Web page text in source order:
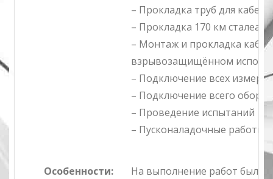
– Прокладка труб для
– Прокладка 170 км
– Монтаж и прокладка
взрывозащищённом
– Подключение всех
– Подключение всего
– Проведение испытаний
– Пусконаладочные работы
Особенности:
На выполнение работ был